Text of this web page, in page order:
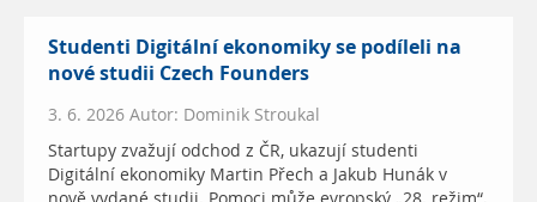
Studenti Digitální ekonomiky se podíleli na
nové studii Czech Founders
3. 6. 2026 Autor: Dominik Stroukal
Startupy zvažují odchod z ČR, ukazují studenti
Digitální ekonomiky Martin Přech a Jakub Hunák v